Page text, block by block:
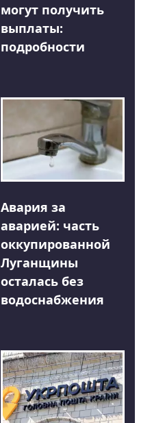
могут получить
выплаты:
подробности
Авария за
аварией: часть
оккупированной
Луганщины
осталась без
водоснабжения